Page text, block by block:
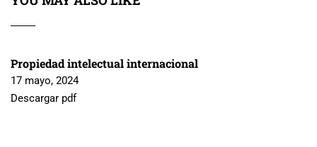
Propiedad intelectual internacional
17 mayo, 2024
Descargar pdf